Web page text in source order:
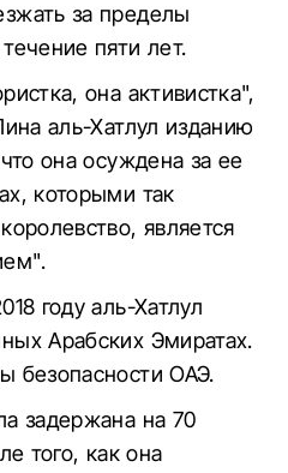
за пределы
пяти лет.
она активистка",
аль-Хатлул изданию
она осуждена за ее
которыми так
является
году аль-Хатлул
Арабских Эмиратах.
безопасности ОАЭ.
задержана на 70
того, как она